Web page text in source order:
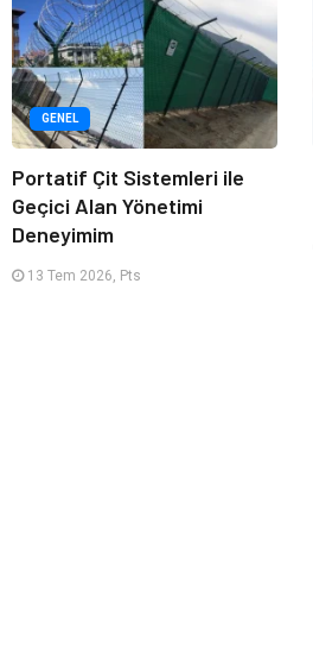
GENEL
Portatif Çit Sistemleri ile
Geçici Alan Yönetimi
Deneyimim
13 Tem 2026, Pts